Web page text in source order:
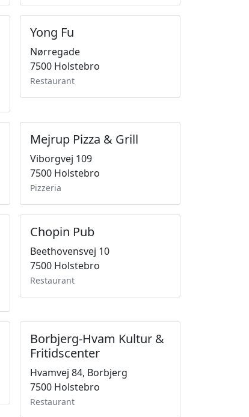
Yong Fu
Nørregade
7500 Holstebro
Restaurant
Mejrup Pizza & Grill
Viborgvej 109
7500 Holstebro
Pizzeria
Chopin Pub
Beethovensvej 10
7500 Holstebro
Restaurant
Borbjerg-Hvam Kultur &
Fritidscenter
Hvamvej 84, Borbjerg
7500 Holstebro
Restaurant